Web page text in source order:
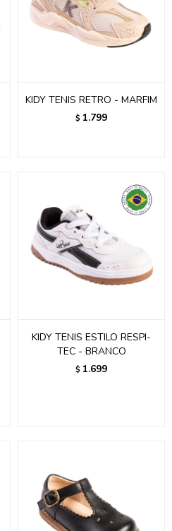
KIDY TENIS RETRO - MARFIM
$ 1.799
KIDY TENIS ESTILO RESPI-
TEC - BRANCO
$ 1.699